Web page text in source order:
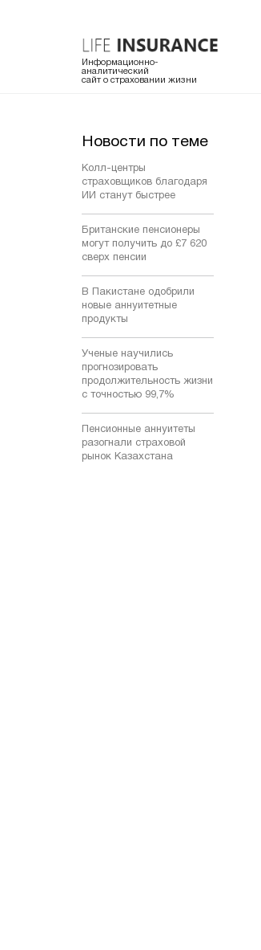
Информационно-
аналитический
сайт о страховании жизни
Новости по теме
Колл-центры
страховщиков благодаря
ИИ станут быстрее
Британские пенсионеры
могут получить до £7 620
сверх пенсии
В Пакистане одобрили
новые аннуитетные
продукты
Ученые научились
прогнозировать
продолжительность жизни
с точностью 99,7%
Пенсионные аннуитеты
разогнали страховой
рынок Казахстана